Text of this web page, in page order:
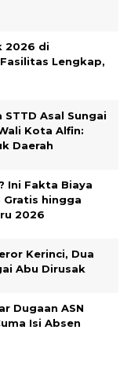
2026 di
Lengkap,
Asal Sungai
Kota Alfin:
Daerah
Ini Fakta Biaya
Gratis hingga
2026
Kerinci, Dua
Abu Dirusak
Dugaan ASN
Isi Absen